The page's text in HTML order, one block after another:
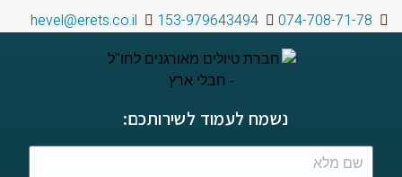
074-708-71-78
153-979643494
hevel@erets.co.il
נשמח לעמוד לשירותכם: